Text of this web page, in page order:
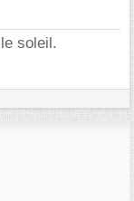
soleil.